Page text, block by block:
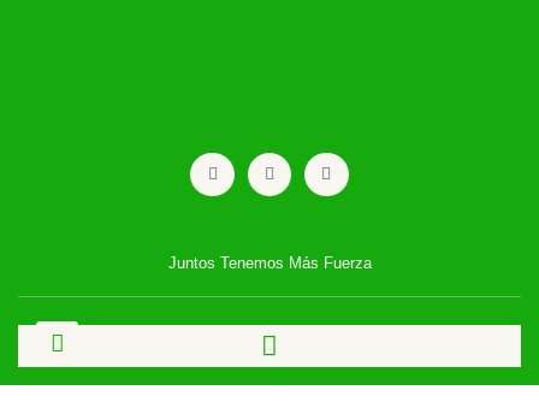
F
a
c
o
X
-
t
t
r
I
n
s
r
m
Juntos Tenemos Más Fuerza